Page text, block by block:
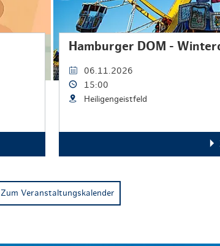
Hamburger DOM -
06.11.2026
15:00
Heiligengeistfeld
Zum Veranstaltungskalender